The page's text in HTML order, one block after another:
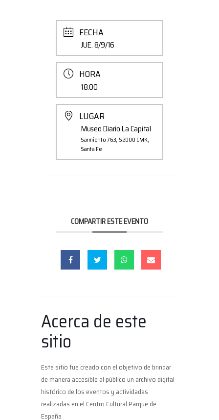
FECHA
JUE. 8/9/16
HORA
18:00
LUGAR
Museo Diario La Capital
Sarmiento 763, S2000 CMK,
Santa Fe
COMPARTIR ESTE EVENTO
Acerca de este
sitio
Este sitio fue creado con el objetivo de brindar
de manera accesible al público un archivo digital
histórico de los eventos y actividades
realizadas en el Centro Cultural Parque de
España